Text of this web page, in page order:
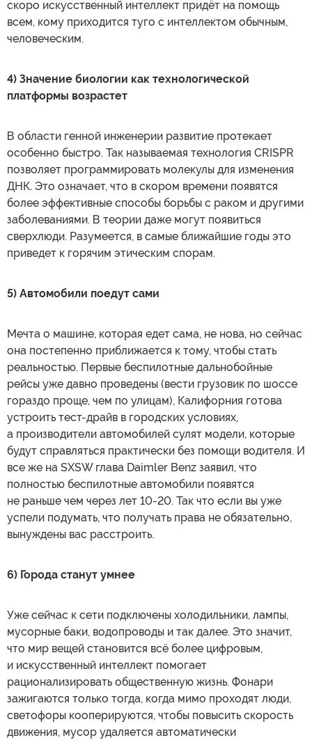
скоро искусственный интеллект придёт на помощь
всем, кому приходится туго с интеллектом обычным,
человеческим.
4) Значение биологии как технологической
платформы возрастет
В области генной инженерии развитие протекает
особенно быстро. Так называемая технология CRISPR
позволяет программировать молекулы для изменения
ДНК. Это означает, что в скором времени появятся
более эффективные способы борьбы с раком и другими
заболеваниями. В теории даже могут появиться
сверхлюди. Разумеется, в самые ближайшие годы это
приведет к горячим этическим спорам.
5) Автомобили поедут сами
Мечта о машине, которая едет сама, не нова, но сейчас
она постепенно приближается к тому, чтобы стать
реальностью. Первые беспилотные дальнобойные
рейсы уже давно проведены (вести грузовик по шоссе
гораздо проще, чем по улицам), Калифорния готова
устроить тест-драйв в городских условиях,
а производители автомобилей сулят модели, которые
будут справляться практически без помощи водителя. И
все же на SXSW глава Daimler Benz заявил, что
полностью беспилотные автомобили появятся
не раньше чем через лет 10-20. Так что если вы уже
успели подумать, что получать права не обязательно,
вынуждены вас расстроить.
6) Города станут умнее
Уже сейчас к сети подключены холодильники, лампы,
мусорные баки, водопроводы и так далее. Это значит,
что мир вещей становится всё более цифровым,
и искусственный интеллект помогает
рационализировать общественную жизнь. Фонари
зажигаются только тогда, когда мимо проходят люди,
светофоры кооперируются, чтобы повысить скорость
движения, мусор удаляется автоматически